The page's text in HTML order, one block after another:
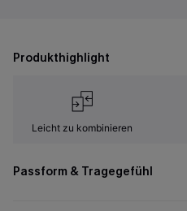
Produkthighlight
Leicht zu kombinieren
Passform & Tragegefühl